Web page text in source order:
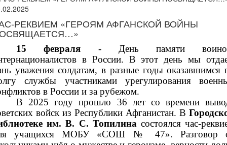
РЕКВИЕМ «ГЕРОЯМ АФГАНСКОЙ ВОЙНЫ
15 февраля - День памяти
в России. В этот день мы
уважения солдатам, в разные годы оказавшимся
службы участниками урегулирования
в России и за рубежом.
В 2025 году прошло 36 лет со времени
войск из Республики Афганистан. В
им. В. С. Топилина состоялся час-
учащихся МОБУ «СОШ № 47». Разговор